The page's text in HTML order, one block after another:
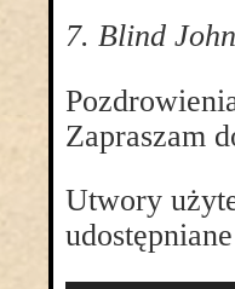
7. Blind
Zapraszam
Utwory